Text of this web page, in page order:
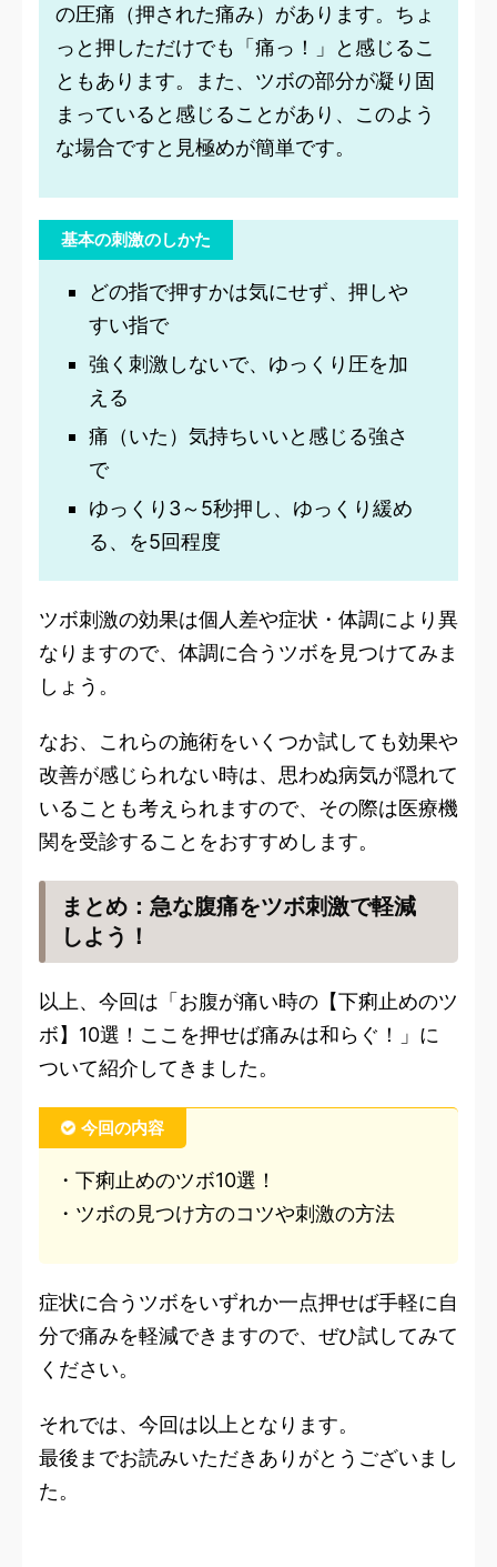
の圧痛（押された痛み）があります。ちょ
っと押しただけでも「痛っ！」と感じるこ
ともあります。また、ツボの部分が凝り固
まっていると感じることがあり、このよう
な場合ですと見極めが簡単です。
基本の刺激のしかた
どの指で押すかは気にせず、押しや
すい指で
強く刺激しないで、ゆっくり圧を加
える
痛（いた）気持ちいいと感じる強さ
で
ゆっくり3～5秒押し、ゆっくり緩め
る、を5回程度
ツボ刺激の効果は個人差や症状・体調により異
なりますので、体調に合うツボを見つけてみま
しょう。
なお、これらの施術をいくつか試しても効果や
改善が感じられない時は、思わぬ病気が隠れて
いることも考えられますので、その際は医療機
関を受診することをおすすめします。
まとめ：急な腹痛をツボ刺激で軽減
しよう！
以上、今回は「お腹が痛い時の【下痢止めのツ
ボ】10選！ここを押せば痛みは和らぐ！」に
ついて紹介してきました。
今回の内容
・下痢止めのツボ10選！
・ツボの見つけ方のコツや刺激の方法
症状に合うツボをいずれか一点押せば手軽に自
分で痛みを軽減できますので、ぜひ試してみて
ください。
それでは、今回は以上となります。
最後までお読みいただきありがとうございまし
た。